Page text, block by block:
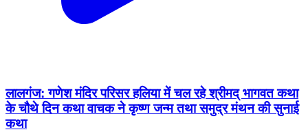
लालगंज: गणेश मंदिर परिसर हलिया में चल रहे श्रीमद् भागवत कथा
के चौथे दिन कथा वाचक ने कृष्ण जन्म तथा समुद्र मंथन की सुनाई
कथा